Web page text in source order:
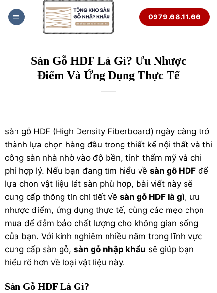
qua
nội
0979.68.11.66
Sàn Gỗ HDF Là Gì? Ưu Nhược
Điểm Và Ứng Dụng Thực Tế
sàn gỗ HDF (High Density Fiberboard) ngày càng trở
thành lựa chọn hàng đầu trong thiết kế nội thất và thi
công sàn nhà nhờ vào độ bền, tính thẩm mỹ và chi
phí hợp lý. Nếu bạn đang tìm hiểu về sàn gỗ HDF để
lựa chọn vật liệu lát sàn phù hợp, bài viết này sẽ
cung cấp thông tin chi tiết về sàn gỗ HDF là gì, ưu
nhược điểm, ứng dụng thực tế, cùng các mẹo chọn
mua để đảm bảo chất lượng cho không gian sống
của bạn. Với kinh nghiệm nhiều năm trong lĩnh vực
cung cấp sàn gỗ, sàn gỗ nhập khẩu sẽ giúp bạn
hiểu rõ hơn về loại vật liệu này.
Sàn Gỗ HDF Là Gì?